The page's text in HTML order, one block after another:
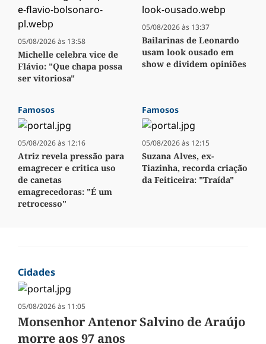
05/08/2026 às 13:58
Michelle celebra vice de
Flávio: "Que chapa possa
ser vitoriosa"
05/08/2026 às 13:37
Bailarinas de Leonardo
usam look ousado em
show e dividem opiniões
Famosos
05/08/2026 às 12:16
Atriz revela pressão para
emagrecer e critica uso
de canetas
emagrecedoras: "É um
retrocesso"
Famosos
05/08/2026 às 12:15
Suzana Alves, ex-
Tiazinha, recorda criação
da Feiticeira: "Traída"
Cidades
05/08/2026 às 11:05
Monsenhor Antenor Salvino de Araújo
morre aos 97 anos